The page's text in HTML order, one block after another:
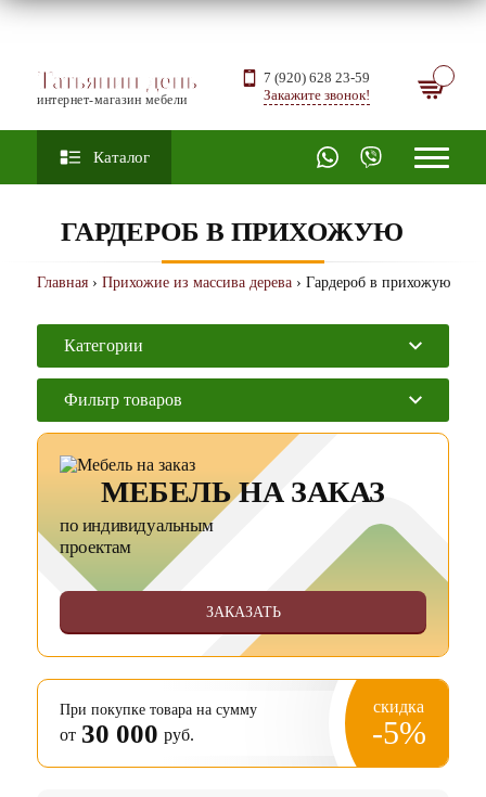
Татьянин день
интернет-магазин мебели
7 (920) 628 23-59
Закажите звонок!
Каталог
ГАРДЕРОБ В ПРИХОЖУЮ
Главная› Прихожие из массива дерева› Гардероб в прихожую
Категории
Фильтр товаров
МЕБЕЛЬ НА ЗАКАЗ
по индивидуальным
проектам
ЗАКАЗАТЬ
При покупке товара на сумму
от 30 000 руб.
скидка
-5%